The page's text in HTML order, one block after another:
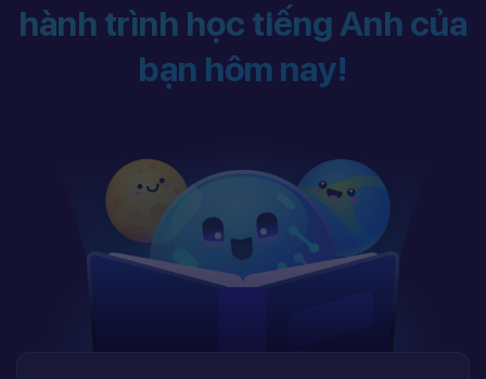
hành trình học tiếng Anh của
bạn hôm nay!